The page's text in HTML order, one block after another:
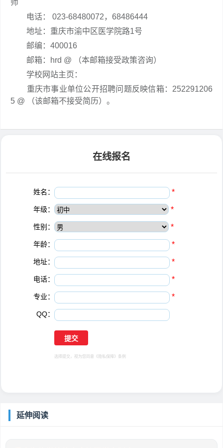
师
电话： 023-68480072，68486444
地址：重庆市渝中区医学院路1号
邮编：400016
邮箱：hrd @ （本邮箱接受政策咨询）
学校网站主页：
重庆市事业单位公开招聘问题反映信箱：252291206
5 @ （该邮箱不接受简历）。
在线报名
姓名： *
年级： *
性别： *
年龄： *
地址： *
电话： *
专业： *
QQ：
选择提交，视为您同意 《隐私保障》 条例
延伸阅读